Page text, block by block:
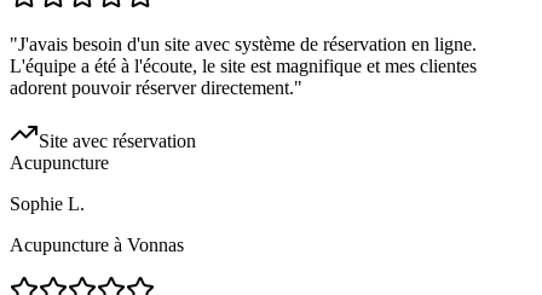
"J'avais besoin d'un site avec système de réservation en ligne.
L'équipe a été à l'écoute, le site est magnifique et mes clientes
adorent pouvoir réserver directement."
Site avec réservation
Acupuncture
Sophie L.
Acupuncture à Vonnas